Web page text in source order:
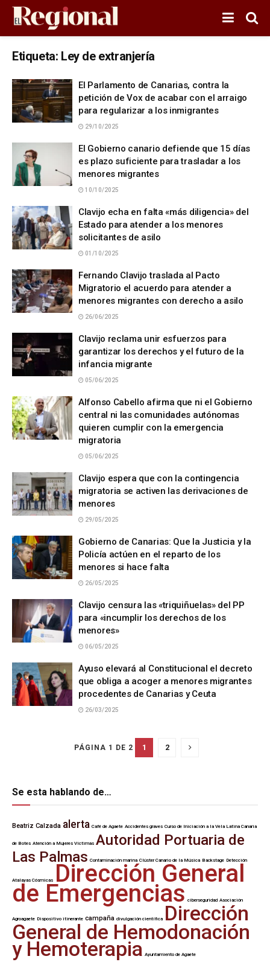
Etiqueta: Ley de extranjería
El Parlamento de Canarias, contra la
petición de Vox de acabar con el arraigo
para regularizar a los inmigrantes
29/10/2025
El Gobierno canario defiende que 15 días
es plazo suficiente para trasladar a los
menores migrantes
10/10/2025
Clavijo echa en falta «más diligencia» del
Estado para atender a los menores
solicitantes de asilo
01/10/2025
Fernando Clavijo traslada al Pacto
Migratorio el acuerdo para atender a
menores migrantes con derecho a asilo
26/06/2025
Clavijo reclama unir esfuerzos para
garantizar los derechos y el futuro de la
infancia migrante
05/06/2025
Alfonso Cabello afirma que ni el Gobierno
central ni las comunidades autónomas
quieren cumplir con la emergencia
migratoria
05/06/2025
Clavijo espera que con la contingencia
migratoria se activen las derivaciones de
menores
29/05/2025
Gobierno de Canarias: Que la Justicia y la
Policía actúen en el reparto de los
menores si hace falta
26/05/2025
Clavijo censura las «triquiñuelas» del PP
para «incumplir los derechos de los
menores»
06/05/2025
Ayuso elevará al Constitucional el decreto
que obliga a acoger a menores migrantes
procedentes de Canarias y Ceuta
26/03/2025
PÁGINA 1 DE 2 1 2
Se esta hablando de…
Beatriz Calzada alerta Café de Agaete Accidentes graves Curso de Iniciación a la Vela Latina Canaria
de Botes Atención a Mujeres Víctimas Autoridad Portuaria de
Las Palmas Contaminación marina Clúster Canario de la Música Backstage Detección
Atalayas Cósmicas Dirección General
de Emergencias ciberseguridad Asociación
Agroagaete Dispositivo itinerante campaña divulgación científica Dirección
General de Hemodonación
y Hemoterapia Ayuntamiento de Agaete